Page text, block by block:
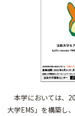
本学においては、
大学EMS」を構築し